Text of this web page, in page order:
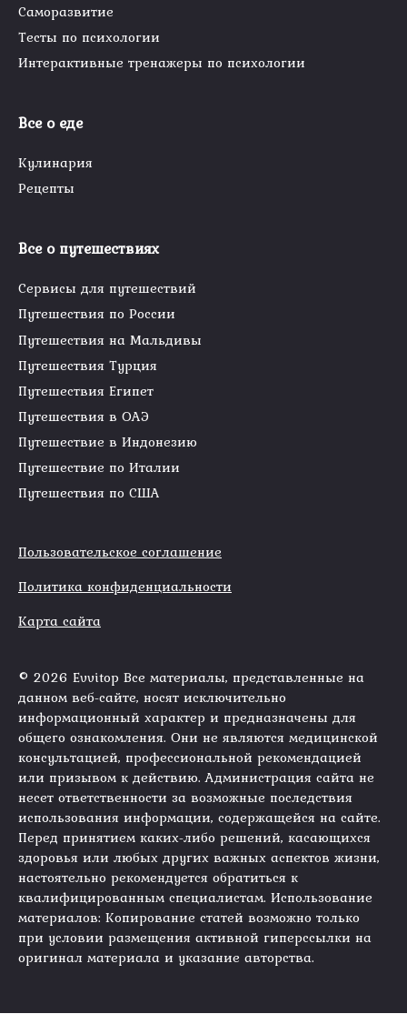
Саморазвитие
Тесты по психологии
Интерактивные тренажеры по психологии
Все о еде
Кулинария
Рецепты
Все о путешествиях
Сервисы для путешествий
Путешествия по России
Путешествия на Мальдивы
Путешествия Турция
Путешествия Египет
Путешествия в ОАЭ
Путешествие в Индонезию
Путешествие по Италии
Путешествия по США
Пользовательское соглашение
Политика конфиденциальности
Карта сайта
© 2026 Evvitop Все материалы, представленные на
данном веб-сайте, носят исключительно
информационный характер и предназначены для
общего ознакомления. Они не являются медицинской
консультацией, профессиональной рекомендацией
или призывом к действию. Администрация сайта не
несет ответственности за возможные последствия
использования информации, содержащейся на сайте.
Перед принятием каких-либо решений, касающихся
здоровья или любых других важных аспектов жизни,
настоятельно рекомендуется обратиться к
квалифицированным специалистам. Использование
материалов: Копирование статей возможно только
при условии размещения активной гиперссылки на
оригинал материала и указание авторства.